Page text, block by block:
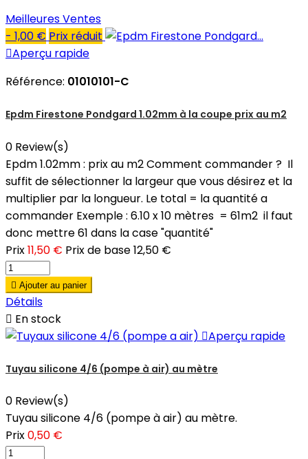
Meilleures Ventes
- 1,00 € Prix réduit
Aperçu rapide
Référence: 01010101-C
Epdm Firestone Pondgard 1.02mm à la coupe prix au m2
0 Review(s)
Epdm 1.02mm : prix au m2 Comment commander ? Il
suffit de sélectionner la largeur que vous désirez et la
multiplier par la longueur. Le total = la quantité a
commander Exemple : 6.10 x 10 mètres = 61m2 il faut
donc mettre 61 dans la case "quantité"
Prix11,50 € Prix de base12,50 €
 Ajouter au panier
Détails
 En stock
Aperçu rapide
Tuyau silicone 4/6 (pompe à air) au mètre
0 Review(s)
Tuyau silicone 4/6 (pompe à air) au mètre.
Prix0,50 €